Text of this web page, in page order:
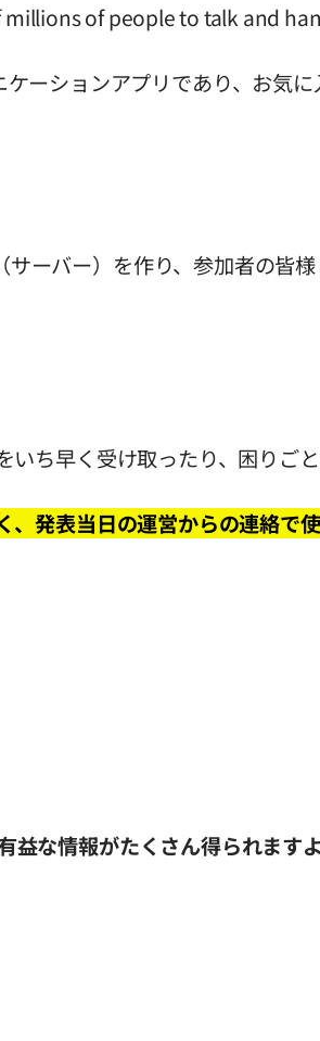
of people to talk and
ーションアプリであり、お気
ーバー）を作り、参加者の皆
いち早く受け取ったり、困りご
、発表当日の運営からの連絡で
益な情報がたくさん得られます